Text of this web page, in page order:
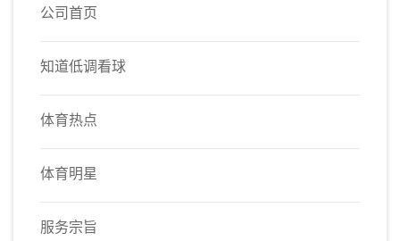
公司首页
知道低调看球
体育热点
体育明星
服务宗旨